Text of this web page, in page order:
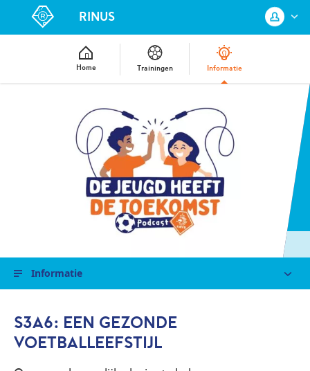
RINUS
Home Trainingen Informatie
een nieuw KNVB Account aan.
Inloggen
Registreren
Informatie
S3A6: EEN GEZONDE
VOETBALLEEFSTIJL